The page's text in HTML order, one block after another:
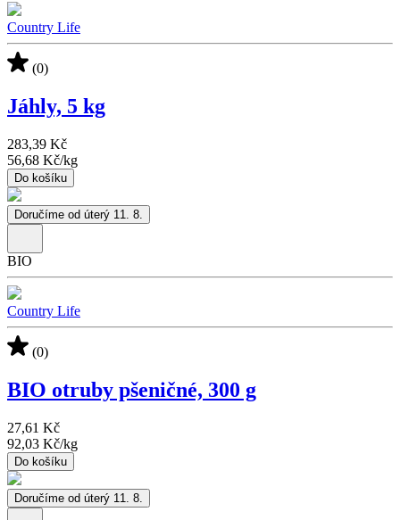
Country Life
(0)
Jáhly, 5 kg
283,39 Kč
56,68 Kč/kg
Do košíku
Doručíme od úterý 11. 8.
BIO
Country Life
(0)
BIO otruby pšeničné, 300 g
27,61 Kč
92,03 Kč/kg
Do košíku
Doručíme od úterý 11. 8.